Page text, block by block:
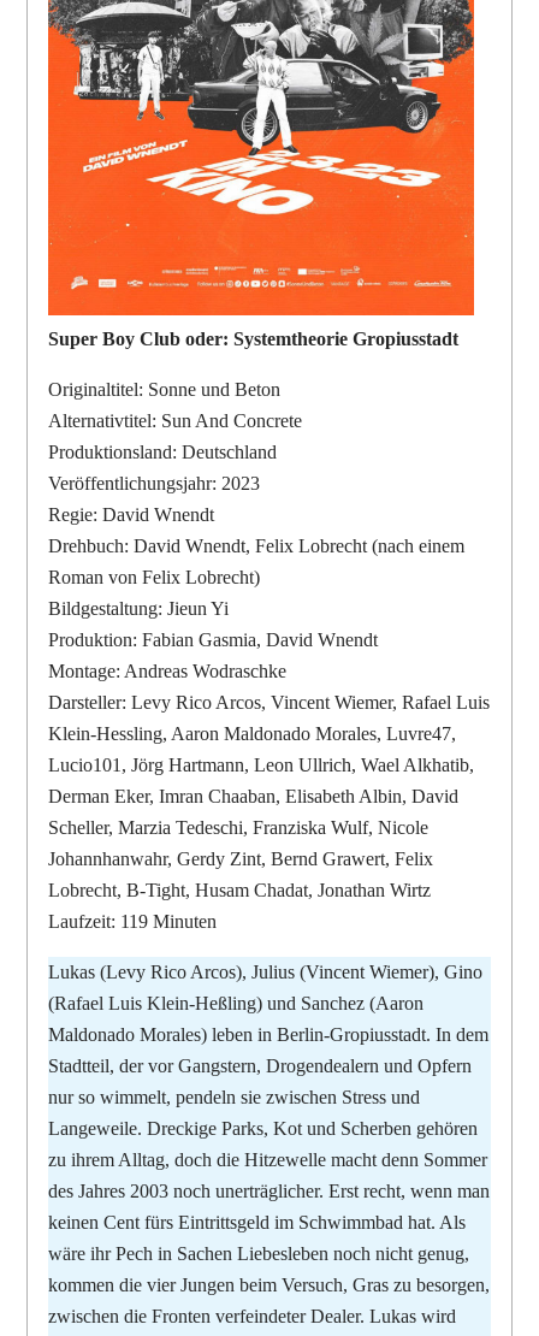
Super Boy Club oder: Systemtheorie Gropiusstadt
Originaltitel: Sonne und Beton
Alternativtitel: Sun And Concrete
Produktionsland: Deutschland
Veröffentlichungsjahr: 2023
Regie: David Wnendt
Drehbuch: David Wnendt, Felix Lobrecht (nach einem
Roman von Felix Lobrecht)
Bildgestaltung: Jieun Yi
Produktion: Fabian Gasmia, David Wnendt
Montage: Andreas Wodraschke
Darsteller: Levy Rico Arcos, Vincent Wiemer, Rafael Luis
Klein-Hessling, Aaron Maldonado Morales, Luvre47,
Lucio101, Jörg Hartmann, Leon Ullrich, Wael Alkhatib,
Derman Eker, Imran Chaaban, Elisabeth Albin, David
Scheller, Marzia Tedeschi, Franziska Wulf, Nicole
Johannhanwahr, Gerdy Zint, Bernd Grawert, Felix
Lobrecht, B-Tight, Husam Chadat, Jonathan Wirtz
Laufzeit: 119 Minuten
Lukas (Levy Rico Arcos), Julius (Vincent Wiemer), Gino
(Rafael Luis Klein-Heßling) und Sanchez (Aaron
Maldonado Morales) leben in Berlin-Gropiusstadt. In dem
Stadtteil, der vor Gangstern, Drogendealern und Opfern
nur so wimmelt, pendeln sie zwischen Stress und
Langeweile. Dreckige Parks, Kot und Scherben gehören
zu ihrem Alltag, doch die Hitzewelle macht denn Sommer
des Jahres 2003 noch unerträglicher. Erst recht, wenn man
keinen Cent fürs Eintrittsgeld im Schwimmbad hat. Als
wäre ihr Pech in Sachen Liebesleben noch nicht genug,
kommen die vier Jungen beim Versuch, Gras zu besorgen,
zwischen die Fronten verfeindeter Dealer. Lukas wird